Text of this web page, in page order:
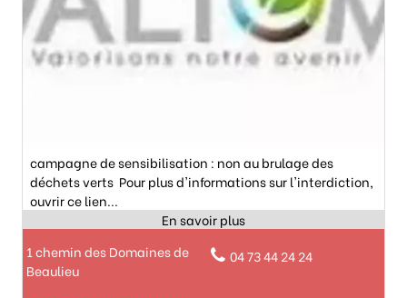
campagne de sensibilisation : non au brulage des
déchets verts Pour plus d'informations sur l'interdiction,
ouvrir ce lien...
1 chemin des Domaines de
Beaulieu
04 73 44 24 24